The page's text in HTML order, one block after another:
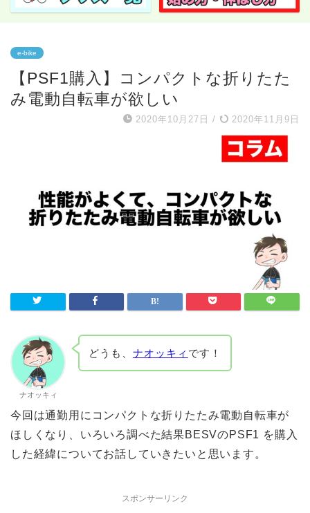
e-bike
【PSF1購入】コンパクトな折りたた
み電動自転車が欲しい
2020年10月27日 / 2020年11月9日
ナオッキィ
どうも、 ナオッキィ です！
今回は通勤用にコンパクトな折りたたみ電動自転車が
ほしくなり、いろいろ調べた結果BESVのPSF1 を購入
した経緯についてお話していきたいと思います。
スポンサーリンク